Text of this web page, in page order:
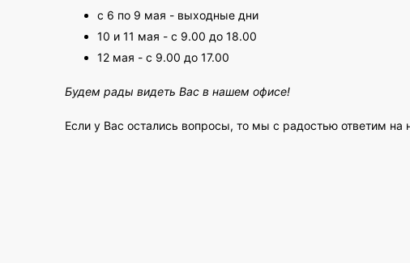
с 6 по 9 мая - выходные дни
10 и 11 мая - с 9.00 до 18.00
12 мая - с 9.00 до 17.00
Будем рады видеть Вас в нашем офисе!
Если у Вас остались вопросы, то мы с радостью ответим на